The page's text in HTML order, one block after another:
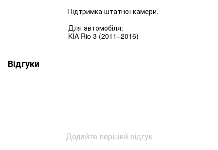
Підтримка штатної камери.
Для автомобіля:
KIA Rio 3 (2011–2016)
Відгуки
Додайте перший відгук